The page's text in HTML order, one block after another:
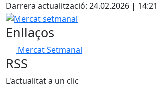
Darrera actualització: 24.02.2026 | 14:21
Mercat setmanal
Enllaços
Mercat Setmanal
RSS
L'actualitat a un clic